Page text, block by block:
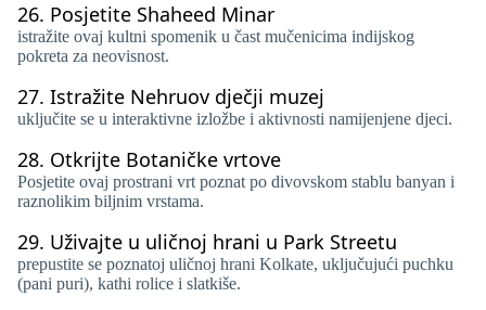
26. Posjetite Shaheed Minar
istražite ovaj kultni spomenik u čast mučenicima indijskog
pokreta za neovisnost.
27. Istražite Nehruov dječji muzej
uključite se u interaktivne izložbe i aktivnosti namijenjene djeci.
28. Otkrijte Botaničke vrtove
Posjetite ovaj prostrani vrt poznat po divovskom stablu banyan i
raznolikim biljnim vrstama.
29. Uživajte u uličnoj hrani u Park Streetu
prepustite se poznatoj uličnoj hrani Kolkate, uključujući puchku
(pani puri), kathi rolice i slatkiše.